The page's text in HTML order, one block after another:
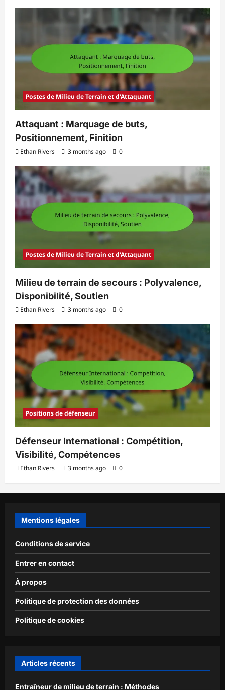
Postes de Milieu de Terrain et d'Attaquant
Attaquant : Marquage de buts,
Positionnement, Finition
Ethan Rivers 3 months ago 0
Postes de Milieu de Terrain et d'Attaquant
Milieu de terrain de secours : Polyvalence,
Disponibilité, Soutien
Ethan Rivers 3 months ago 0
Positions de défenseur
Défenseur International : Compétition,
Visibilité, Compétences
Ethan Rivers 3 months ago 0
Mentions légales
Conditions de service
Entrer en contact
À propos
Politique de protection des données
Politique de cookies
Articles récents
Entraîneur de milieu de terrain : Méthodes